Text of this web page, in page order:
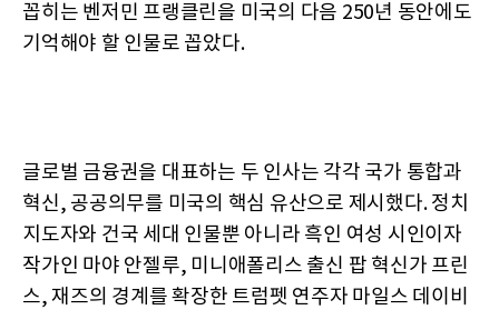
꼽히는 벤저민 프랭클린을 미국의 다음 250년 동안에도
기억해야 할 인물로 꼽았다.
글로벌 금융권을 대표하는 두 인사는 각각 국가 통합과
혁신, 공공의무를 미국의 핵심 유산으로 제시했다. 정치
지도자와 건국 세대 인물뿐 아니라 흑인 여성 시인이자
작가인 마야 안젤루, 미니애폴리스 출신 팝 혁신가 프린
스, 재즈의 경계를 확장한 트럼펫 연주자 마일스 데이비